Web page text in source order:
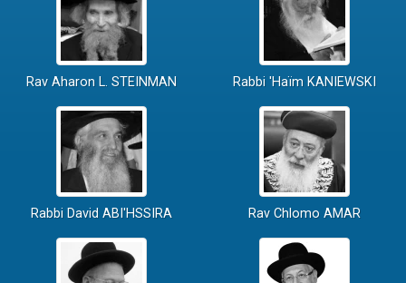
Rav Aharon L. STEINMAN Rabbi 'Haïm KANIEWSKI
Rabbi David ABI'HSSIRA Rav Chlomo AMAR